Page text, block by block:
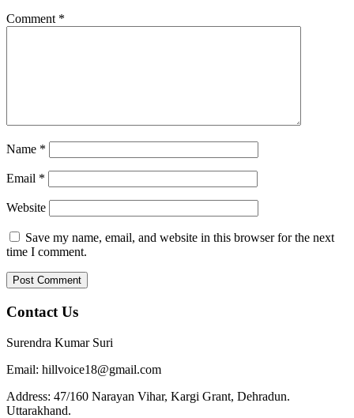
Comment *
Name *
Email *
Website
Save my name, email, and website in this browser for the next
time I comment.
Contact Us
Surendra Kumar Suri
Email: hillvoice18@gmail.com
Address: 47/160 Narayan Vihar, Kargi Grant, Dehradun.
Uttarakhand.